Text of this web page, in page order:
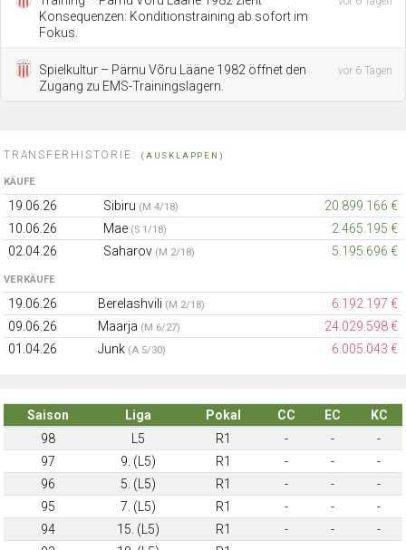
Konsequenzen: Konditionstraining ab sofort im
Fokus.
Spielkultur – Pärnu Võru Lääne 1982 öffnet den
Zugang zu EMS-Trainingslagern.
vor 6 Tagen
TRANSFERHISTORIE: (AUSKLAPPEN)
KÄUFE
19.06.26 Sibiru (M 4/18)
20.899.166 €
10.06.26
Mae (S 1/18)
2.465.195 €
02.04.26
Saharov (M 2/18) 5.195.696 €
VERKÄUFE
19.06.26 Berelashvili (M 2/18)
6.192.197 €
09.06.26
Maarja (M 6/27)
24.029.598 €
01.04.26
Junk (A 5/30) 6.005.043 €
Saison Liga Pokal CC EC
KC
98
L5 R1 - -
-
97
9. (L5) R1 - -
-
96
5. (L5) R1 - -
-
95
7. (L5) R1 - -
-
94
15. (L5) R1 - -
-